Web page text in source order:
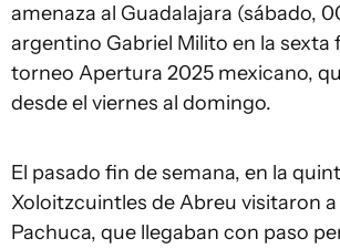
amenaza al Guadalajara (sábado,
argentino Gabriel Milito en la sexta
torneo Apertura 2025 mexicano,
desde el viernes al domingo.
El pasado fin de semana, en la
Xoloitzcuintles de Abreu visitaron a
Pachuca, que llegaban con paso